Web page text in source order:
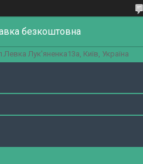
безкоштовна
Лук'яненка13а, Київ, Україна